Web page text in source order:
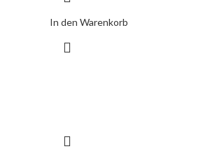
In den Warenkorb